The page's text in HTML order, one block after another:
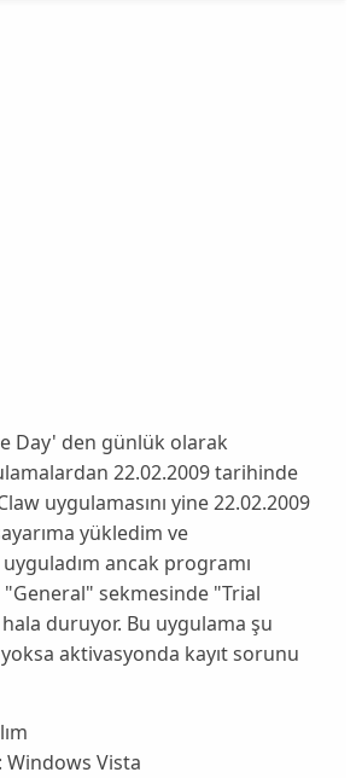
Day' den günlük olarak
22.02.2009 tarihinde
uygulamasını yine 22.02.2009
yükledim ve
ancak programı
"General" sekmesinde "Trial
hala duruyor. Bu uygulama şu
yoksa aktivasyonda kayıt sorunu
Windows Vista